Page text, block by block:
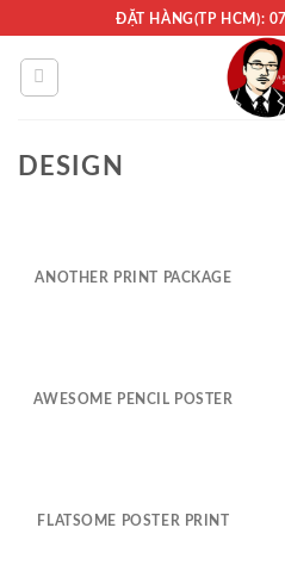
đến
dung
ĐẶT HÀNG(TP HCM):
DESIGN
ANOTHER PRINT PACKAGE
AWESOME PENCIL POSTER
FLATSOME POSTER PRINT